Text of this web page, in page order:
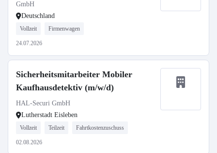
GmbH
Deutschland
Vollzeit Firmenwagen
24.07.2026
Sicherheitsmitarbeiter Mobiler
Kaufhausdetektiv (m/w/d)
HAL-Securi GmbH
Lutherstadt Eisleben
Vollzeit Teilzeit Fahrtkostenzuschuss
02.08.2026